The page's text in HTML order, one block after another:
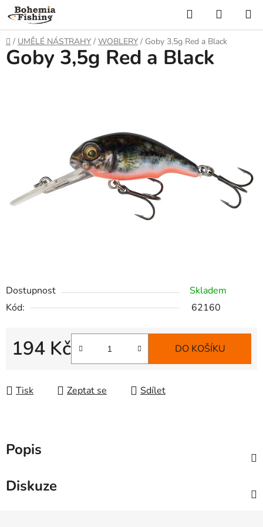
Přejít
na
obsah
Hledat
KOŠÍK
Domů
/ UMĚLÉ NÁSTRAHY / WOBLERY / Goby 3,5g Red a Black
Dostupnost
Skladem
Kód:
62160
194 Kč DO KOŠÍKU
Tisk Zeptat se Sdílet
Goby 3,5g Red a Black
Popis
Diskuze